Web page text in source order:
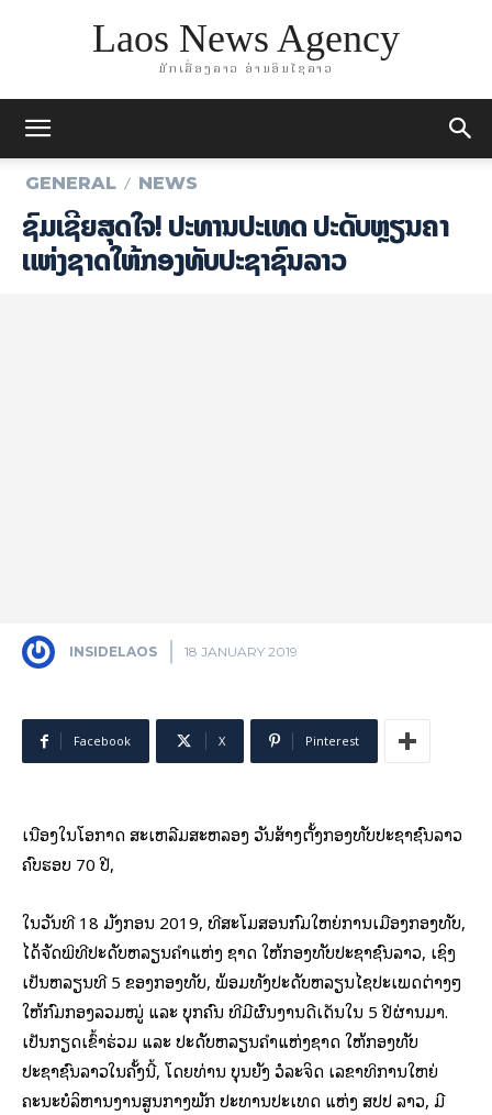
Laos News Agency
ມັກເລື່ອງລາວ ອ່ານອິນໄຊລາວ
GENERAL NEWS
ຊົມ​ເຊີຍ​ສຸດ​ໃຈ! ປະທານປະເທດ ປະດັບຫຼຽນຄຳ
ແຫ່ງຊາດໃຫ້ກອງທັບປະຊາຊົນລາວ
INSIDELAOS 18 JANUARY 2019
Facebook X Pinterest
ເນື່ອງໃນໂອກາດ ສະເຫລີມສະຫລອງ ວັນສ້າງຕັ້ງກອງທັບປະຊາຊົນລາວ
ຄົບຮອບ 70 ປີ,
ໃນວັນທີ 18 ມັງກອນ 2019, ທີ່ສະໂມສອນກົມໃຫຍ່ການເມືອງກອງທັບ,
ໄດ້ຈັດພິທີປະດັບຫລຽນຄຳແຫ່ງ ຊາດ ໃຫ້ກອງທັບປະຊາຊົນລາວ, ເຊິ່ງ
ເປັນຫລຽນທີ 5 ຂອງກອງທັບ, ພ້ອມທັງປະດັບຫລຽນໄຊປະເພດຕ່າງໆ
ໃຫ້ກົມກອງລວມໝູ່ ແລະ ບຸກຄົນ ທີ່ມີຜົນງານດີເດັ່ນໃນ 5 ປີຜ່ານມາ.
ເປັນກຽດເຂົ້າຮ່ວມ ແລະ ປະດັບຫລຽນຄຳແຫ່ງຊາດ ໃຫ້ກອງທັບ
ປະຊາຊົນລາວໃນຄັ້ງນີ້, ໂດຍທ່ານ ບຸນຍັງ ວໍລະຈິດ ເລຂາທິການໃຫຍ່
ຄະນະບໍລິຫານງານສູນກາງພັກ ປະທານປະເທດ ແຫ່ງ ສປປ ລາວ, ມີ